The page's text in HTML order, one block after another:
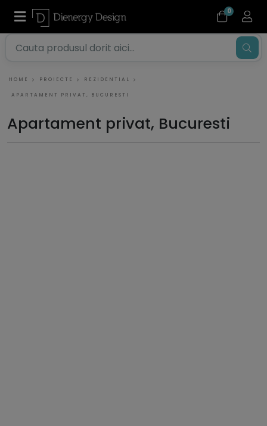
0
HOME PROIECTE REZIDENTIAL
APARTAMENT PRIVAT, BUCURESTI
Apartament privat, Bucuresti